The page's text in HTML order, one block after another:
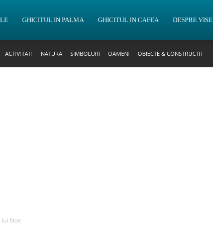
GHICITUL IN PALMA GHICITUL IN CAFEA DESPRE VISE
ACTIVITATI NATURA SIMBOLURI OAMENI OBIECTE & CONSTRUCTII
Noe